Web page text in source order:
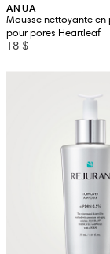
ANUA
Mousse nettoyante
pour pores Heartleaf
18 $